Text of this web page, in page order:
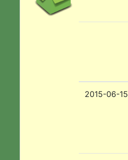
2015-06-15